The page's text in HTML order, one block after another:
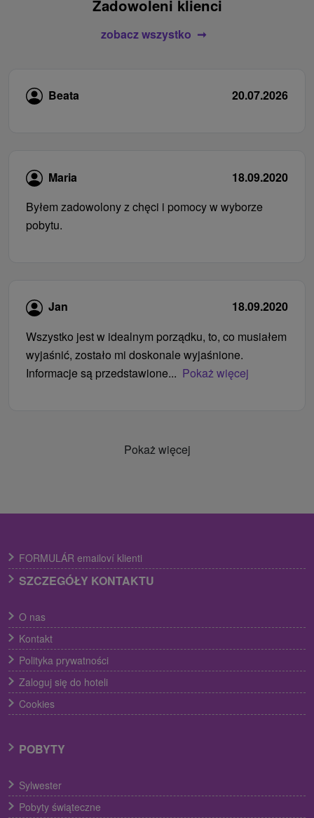
Zadowoleni klienci
zobacz wszystko
Beata 20.07.2026
Maria
18.09.2020
Byłem zadowolony z chęci i pomocy w wyborze
pobytu.
Jan
18.09.2020
Wszystko jest w idealnym porządku, to, co musiałem
wyjaśnić, zostało mi doskonale wyjaśnione.
Informacje są przedstawione... Pokaż więcej
Pokaż więcej
FORMULÁR emailoví klienti
SZCZEGÓŁY KONTAKTU
O nas
Kontakt
Polityka prywatności
Zaloguj się do hoteli
Cookies
POBYTY
Sylwester
Pobyty świąteczne